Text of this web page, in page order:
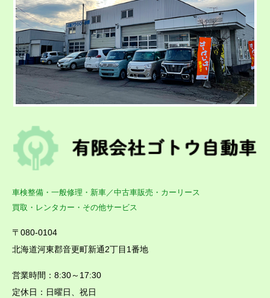
車検整備・一般修理・新車／中古車販売・カーリース
買取・レンタカー・その他サービス
〒080-0104
北海道河東郡音更町新通2丁目1番地
営業時間：8:30～17:30
定休日：日曜日、祝日